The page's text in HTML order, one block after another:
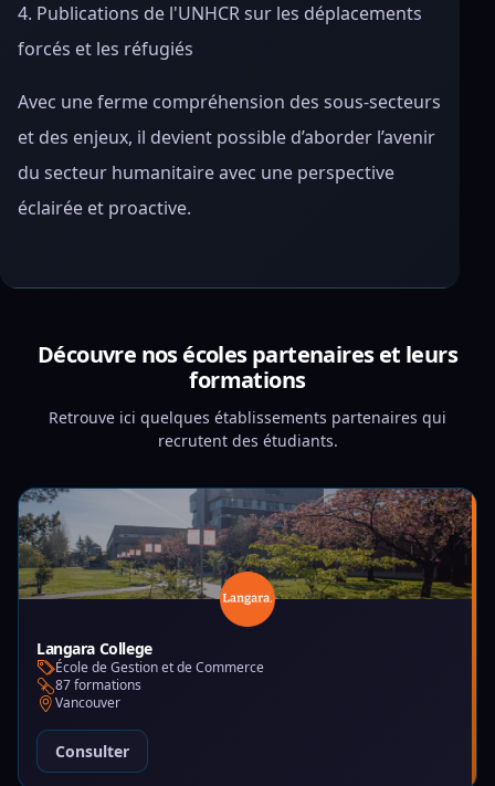
4. Publications de l'UNHCR sur les déplacements
forcés et les réfugiés
Avec une ferme compréhension des sous-secteurs
et des enjeux, il devient possible d’aborder l’avenir
du secteur humanitaire avec une perspective
éclairée et proactive.
Découvre nos écoles partenaires et leurs
formations
Retrouve ici quelques établissements partenaires qui
recrutent des étudiants.
Langara College
École de Gestion et de Commerce
87 formations
Vancouver
Consulter